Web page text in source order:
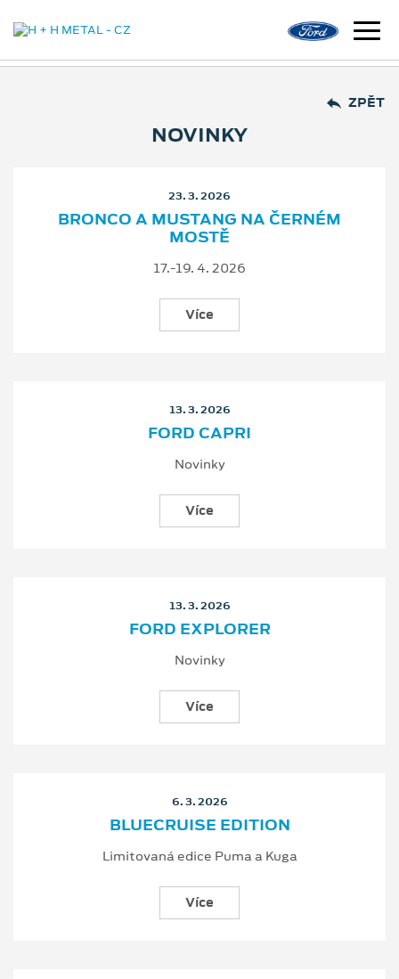
ZPĚT
NOVINKY
23. 3. 2026
BRONCO A MUSTANG NA ČERNÉM
MOSTĚ
17.-19. 4. 2026
Více
13. 3. 2026
FORD CAPRI
Novinky
Více
13. 3. 2026
FORD EXPLORER
Novinky
Více
6. 3. 2026
BLUECRUISE EDITION
Limitovaná edice Puma a Kuga
Více